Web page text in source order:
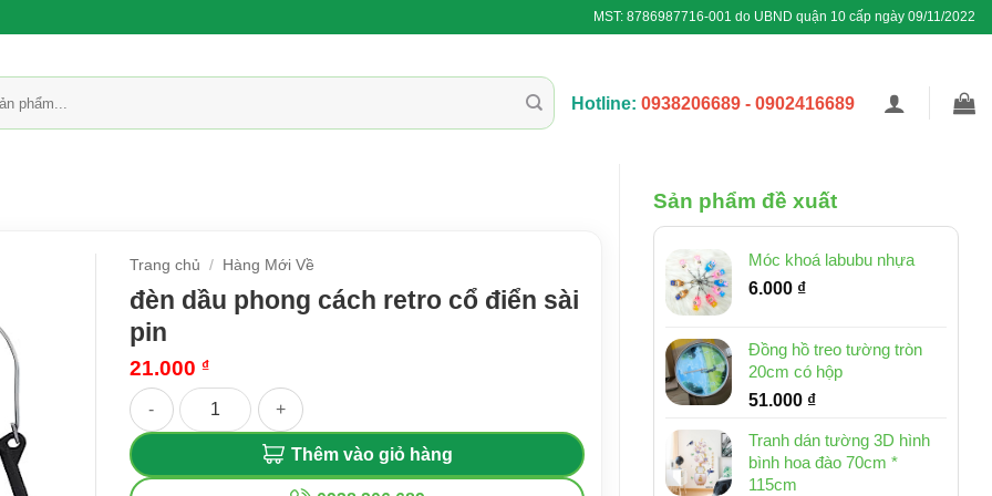
MST: 8786987716-001 do UBND quận 10 cấp ngày 09/11/2022
Hotline: 0938206689 - 0902416689
Sản phẩm đề xuất
Móc khoá labubu nhựa
6.000 ₫
Đồng hồ treo tường tròn
20cm có hộp
51.000 ₫
Tranh dán tường 3D hình
bình hoa đào 70cm *
115cm
Trang chủ / Hàng Mới Về
đèn dầu phong cách retro cổ điển sài
pin
21.000 ₫
đèn dầu phong cách retro cổ điển sài pin số lượng
Thêm vào giỏ hàng